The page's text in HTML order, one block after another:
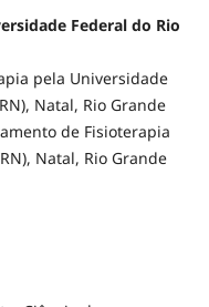
Federal do Rio
pela Universidade
Natal, Rio Grande
de Fisioterapia
Natal, Rio Grande